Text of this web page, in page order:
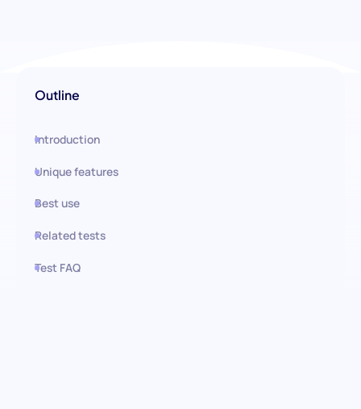
Outline
Introduction
Unique features
Best use
Related tests
Test FAQ